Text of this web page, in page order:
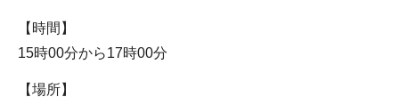
【時間】
15時00分から17時00分
【場所】